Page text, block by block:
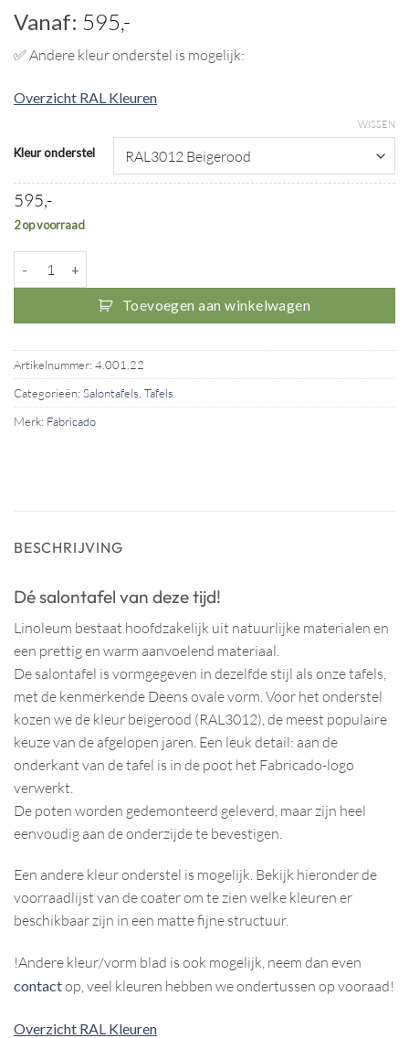
Vanaf: 595,-
✅ Andere kleur onderstel is mogelijk:
Overzicht RAL Kleuren
Kleur onderstel
WISSEN
595,-
2 op voorraad
Toevoegen aan winkelwagen
Artikelnummer: 4.001.22
Categorieën: Salontafels Tafels
Merk: Fabricado
BESCHRIJVING
Dé salontafel van deze tijd!
Linoleum bestaat hoofdzakelijk uit natuurlijke materialen en
een prettig en warm aanvoelend materiaal.
De salontafel is vormgegeven in dezelfde stijl als onze tafels,
met de kenmerkende Deens ovale vorm. Voor het onderstel
kozen we de kleur beigerood (RAL3012), de meest populaire
keuze van de afgelopen jaren. Een leuk detail: aan de
onderkant van de tafel is in de poot het Fabricado-logo
verwerkt.
De poten worden gedemonteerd geleverd, maar zijn heel
eenvoudig aan de onderzijde te bevestigen.
Een andere kleur onderstel is mogelijk. Bekijk hieronder de
voorraadlijst van de coater om te zien welke kleuren er
beschikbaar zijn in een matte fijne structuur.
!Andere kleur/vorm blad is ook mogelijk, neem dan even
contactop, veel kleuren hebben we ondertussen op vooraad!
Overzicht RAL Kleuren